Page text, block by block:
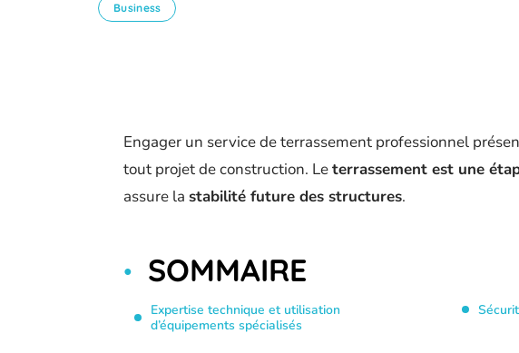
Business
Engager un service de terrassement professionnel
tout projet de construction. Leterrassement est une
assure la stabilité future des structures.
SOMMAIRE
Expertise technique et utilisation
d’équipements spécialisés